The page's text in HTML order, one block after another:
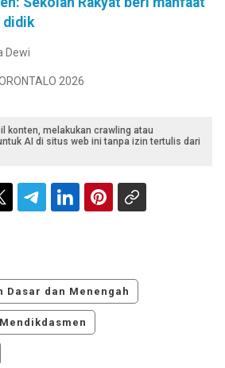
didik
Dewi
2026
konten, melakukan crawling atau
AI di situs web ini tanpa izin tertulis dari
Dasar dan Menengah
Mendikdasmen